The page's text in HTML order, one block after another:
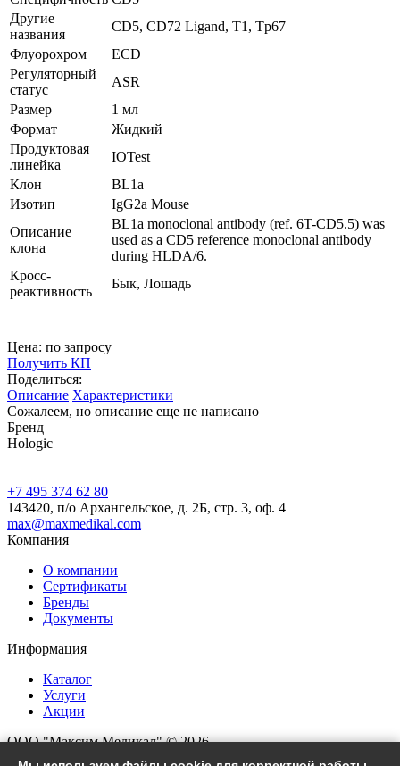
Другие
названия
CD5, CD72 Ligand, T1, Tp67
Флуорохром
ECD
Регуляторный
статус
ASR
Размер
1 мл
Формат
Жидкий
Продуктовая
линейка
IOTest
Клон
BL1a
Изотип
IgG2a Mouse
Описание
клона
BL1a monoclonal antibody (ref. 6T-CD5.5) was
used as a CD5 reference monoclonal antibody
during HLDA/6.
Кросс-
реактивность
Бык, Лошадь
Цена: по запросу
Получить КП
Поделиться:
Описание Характеристики
Сожалеем, но описание еще не написано
Бренд
Hologic
+7 495 374 62 80
143420, п/о Архангельское, д. 2Б, стр. 3, оф. 4
max@maxmedikal.com
Компания
О компании
Сертификаты
Бренды
Документы
Информация
Каталог
Услуги
Акции
ООО "Максим Медикал" © 2026
Все права защищены